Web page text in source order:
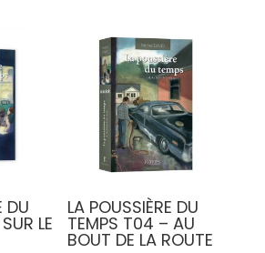
DU
LE
LA POUSSIÈRE DU
TEMPS T04 – AU
BOUT DE LA ROUTE